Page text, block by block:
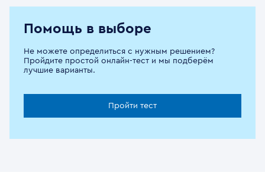
Помощь в выборе
Не можете определиться с нужным решением?
Пройдите простой онлайн-тест и мы подберём
лучшие варианты.
Пройти тест